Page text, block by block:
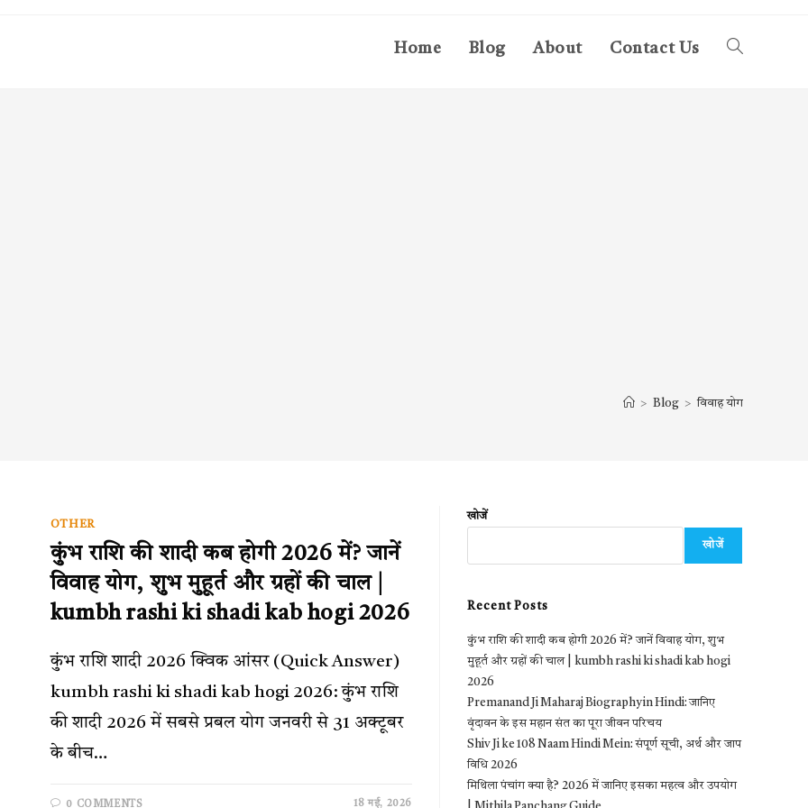
Home Blog About Contact Us Toggle
> Blog > विवाह योग
OTHER
कुंभ राशि की शादी कब होगी 2026 में? जानें
विवाह योग, शुभ मुहूर्त और ग्रहों की चाल |
kumbh rashi ki shadi kab hogi 2026
कुंभ राशि शादी 2026 क्विक आंसर (Quick Answer)
kumbh rashi ki shadi kab hogi 2026: कुंभ राशि
की शादी 2026 में सबसे प्रबल योग जनवरी से 31 अक्टूबर
के बीच…
0 COMMENTS 18 मई, 2026
खोजें
खोजें
Recent Posts
कुंभ राशि की शादी कब होगी 2026 में? जानें विवाह योग, शुभ
मुहूर्त और ग्रहों की चाल | kumbh rashi ki shadi kab hogi
2026
Premanand Ji Maharaj Biography in Hindi: जानिए
वृंदावन के इस महान संत का पूरा जीवन परिचय
Shiv Ji ke 108 Naam Hindi Mein: संपूर्ण सूची, अर्थ और जाप
विधि 2026
मिथिला पंचांग क्या है? 2026 में जानिए इसका महत्व और उपयोग